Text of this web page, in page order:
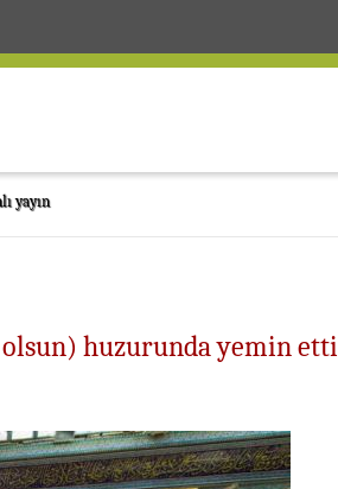
yayın
olsun) huzurunda yemin etti